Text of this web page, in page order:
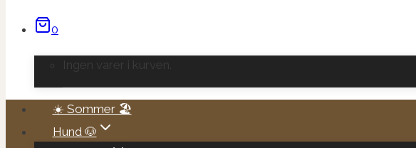
0
Ingen varer i kurven.
☀️ Sommer 🏖️
Hund 🐶